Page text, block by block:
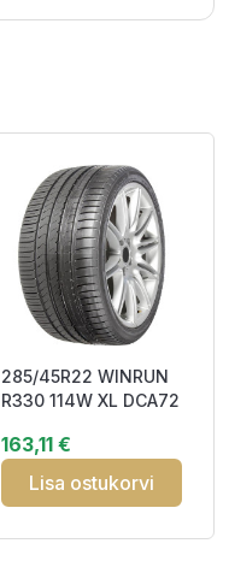
285/45R22 WINRUN
R330 114W XL DCA72
163,11 €
Lisa ostukorvi